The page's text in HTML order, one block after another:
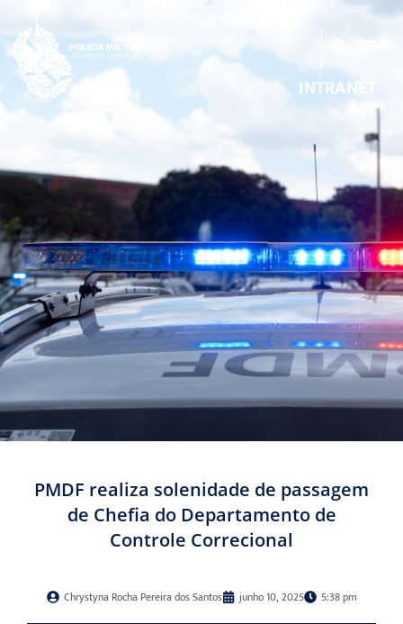
INTRANET
PMDF realiza solenidade de passagem
de Chefia do Departamento de
Controle Correcional
Chrystyna Rocha Pereira dos Santos junho 10, 2025 5:38 pm